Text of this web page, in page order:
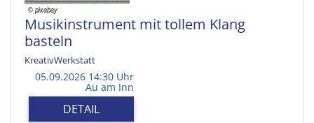
Musikinstrument mit tollem Klang
basteln
KreativWerkstatt
05.09.2026 14:30 Uhr
Au am Inn
DETAIL